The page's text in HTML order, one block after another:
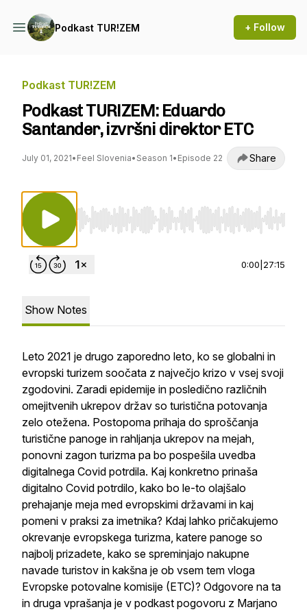
Podkast TUR!ZEM + Follow
Podkast TUR!ZEM
Podkast TUR!ZEM: Eduardo
Santander, izvršni direktor ETC
July 01, 2021• Feel Slovenia• Season 1• Episode 22 Share
Use Left/Right to seek, Home/End to jump
0:00 27:15
Show Notes
Leto 2021 je drugo zaporedno leto, ko se globalni in
evropski turizem soočata z največjo krizo v vsej svoji
zgodovini. Zaradi epidemije in posledično različnih
omejitvenih ukrepov držav so turistična potovanja
zelo otežena. Postopoma prihaja do sproščanja
turistične panoge in rahljanja ukrepov na mejah,
ponovni zagon turizma pa bo pospešila uvedba
digitalnega Covid potrdila. Kaj konkretno prinaša
digitalno Covid potrdilo, kako bo le-to olajšalo
prehajanje meja med evropskimi državami in kaj
pomeni v praksi za imetnika? Kdaj lahko pričakujemo
okrevanje evropskega turizma, katere panoge so
najbolj prizadete, kako se spreminjajo nakupne
navade turistov in kakšna je ob vsem tem vloga
Evropske potovalne komisije (ETC)? Odgovore na ta
in druga vprašanja je v podkast pogovoru z Marjano